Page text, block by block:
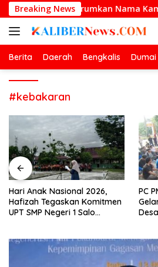
Langsung
ke
konten
Breaking News
Kota Harumkan Nama Kampar di
Berita Daerah Bengkalis Dumai
#kebakaran
Hari Anak Nasional 2026,
Hafizah Tegaskan Komitmen
UPT SMP Negeri 1 Salo
PC